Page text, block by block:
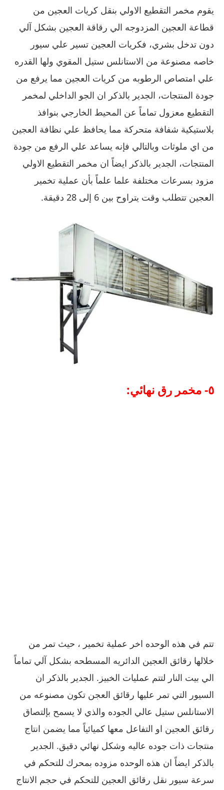
يقوم مخمر التقطيع الاولي بنقل كريات العجين من
قطاعة العجين المزدوجه الي رقاقة العجين بشكل آلي
دون تدخل بشري، فكريات العجين تسير علي سيور
خاصه مصنوعة من الاستانلس ستيل المقوي ولها القدره
علي امتصاص الرطوبه من كريات العجين مما يرفع من
جودة المنتجات، الجدير بالذكر ان الجو الداخلي لمخمر
التقطيع معزول تماماً عن المحيط الخارجي بنوافذ
بلاستيكية شفافة متحركة مما يحافظ علي نظافة العجين
من اي ملوثات وبالتالي فإنه يساعد علي الرفع من جودة
المنتجات، الجدير بالذكر ايضاً ان مخمر التقطيع الاولي
مزود بسرعات مختلفة علما علماً بأن عملية تخمير
العجين تتطلب وقت يتراوح بين 6 إلى 28 دقيقة.
٥- مخمر رق نهائي:
تتم في هذه الوحده اخر عملية تخمير ، حيث تمر من
خلالها رقائق العجين الدائريه المسطحه بشكل آلي تماماً
الي بيت النار لتتم عمليات الخبيز. الجدير بالذكر ان
السيور التي تمر عليها رقائق العجن تكون مصنوعه من
الاستانلس ستيل عالي الجوده والذي لا يسمح بإلتصاق
رقائق العجين او التفاعل معها كميائياً مما يضمن انتاج
منتجات ذات جوده عاليه وشكل نهائي دقيق. الجدير
بالذكر ايضاً ان هذه الوحده مزوده بمحرك للتحكم في
سرعة سيور نقل رقائق العجين للتحكم في حجم الانتاج